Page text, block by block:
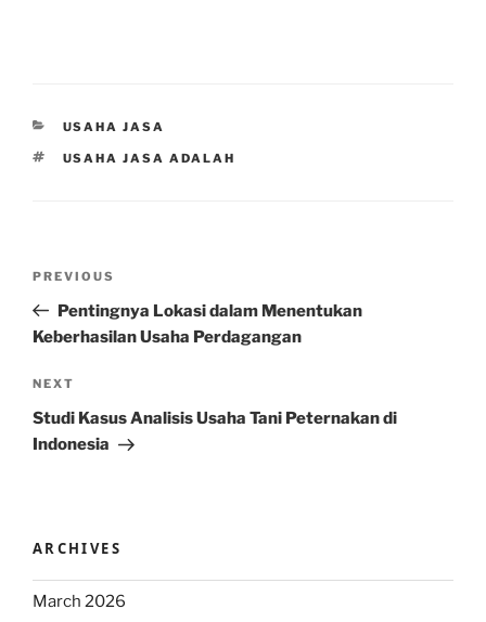
CATEGORIES
USAHA JASA
TAGS
USAHA JASA ADALAH
Previous
Post
PREVIOUS
Pentingnya Lokasi dalam Menentukan
Keberhasilan Usaha Perdagangan
Next
Post
NEXT
Studi Kasus Analisis Usaha Tani Peternakan di
Indonesia
ARCHIVES
March 2026